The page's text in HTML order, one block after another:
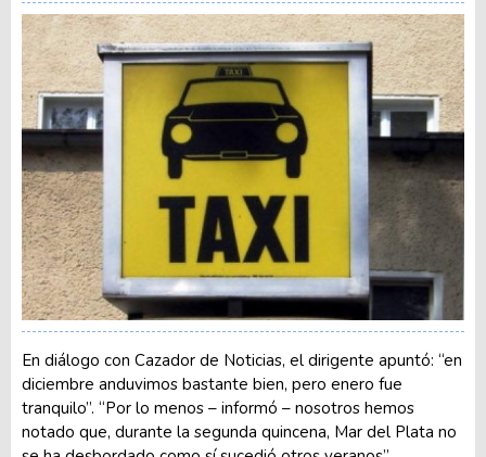
En diálogo con Cazador de Noticias, el dirigente apuntó: “en
diciembre anduvimos bastante bien, pero enero fue
tranquilo”. “Por lo menos – informó – nosotros hemos
notado que, durante la segunda quincena, Mar del Plata no